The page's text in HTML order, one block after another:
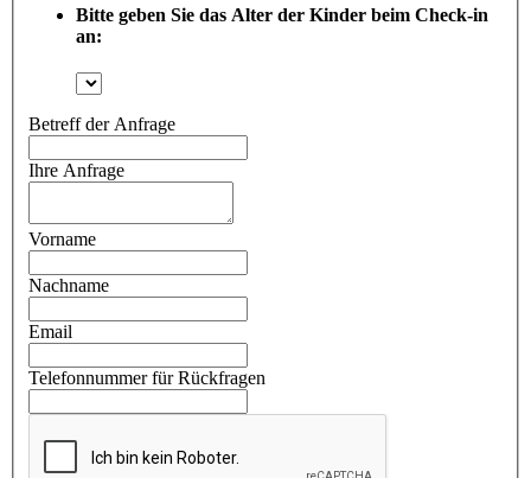
Bitte geben Sie das Alter der Kinder beim Check-in
an:
Betreff der Anfrage
Ihre Anfrage
Vorname
Nachname
Email
Telefonnummer für Rückfragen